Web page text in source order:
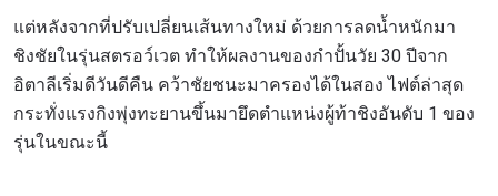
แต่หลังจากที่ปรับเปลี่ยนเส้นทางใหม่ ด้วยการลดน้ำหนักมา
ชิงชัยในรุ่นสตรอว์เวต ทำให้ผลงานของกำปั้นวัย 30 ปีจาก
อิตาลีเริ่มดีวันดีคืน คว้าชัยชนะมาครองได้ในสอง ไฟต์ล่าสุด
กระทั่งแรงกิงพุ่งทะยานขึ้นมายึดตำแหน่งผู้ท้าชิงอันดับ 1 ของ
รุ่นในขณะนี้